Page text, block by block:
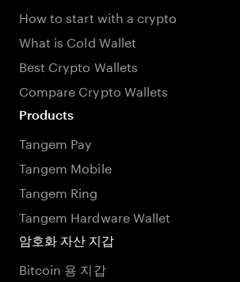
How to start with a crypto
What is Cold Wallet
Best Crypto Wallets
Compare Crypto Wallets
Products
Tangem Pay
Tangem Mobile
Tangem Ring
Tangem Hardware Wallet
암호화 자산 지갑
Bitcoin 용 지갑